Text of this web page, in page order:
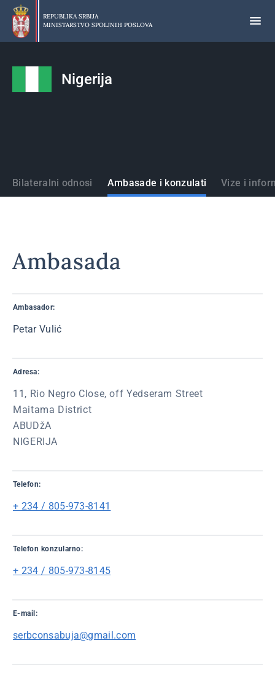
Preskoči
glavni
deo
REPUBLIKA SRBIJA
MINISTARSTVO SPOLJNIH POSLOVA
Nigerija
Države
Bilateralni odnosi Ambasade i konzulati Vize i
Ambasada
Ambasador:
Petar Vulić
Adresa:
11, Rio Negro Close, off Yedseram Street
Maitama District
ABUDžA
NIGERIJA
Telefon:
+ 234 / 805-973-8141
Telefon konzularno:
+ 234 / 805-973-8145
E-mail:
serbconsabuja@gmail.com